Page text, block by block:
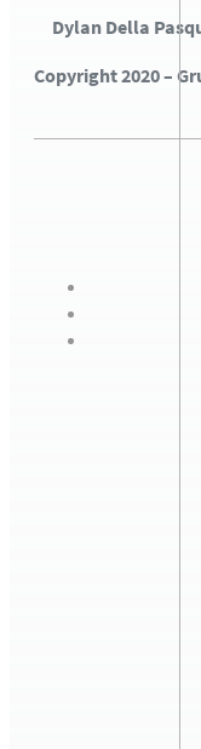
Dylan Della
Copyright 2020 –